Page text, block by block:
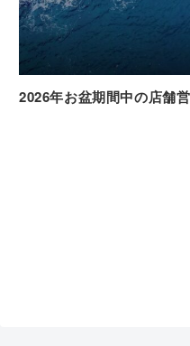
2026年お盆期間中の店舗